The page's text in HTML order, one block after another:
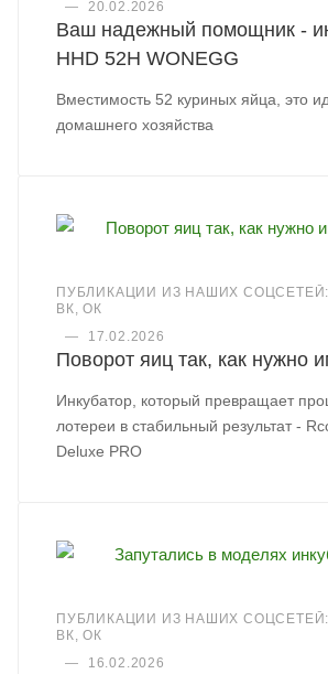
—
20.02.2026
Ваш надежный помощник -
HHD 52H WONEGG
Вместимость 52 куриных яйца, это
домашнего хозяйства
ПУБЛИКАЦИИ ИЗ НАШИХ
ВК, ОК
—
17.02.2026
Поворот яиц так, как нужно
Инкубатор, который превращает
лотереи в стабильный результат -
Deluxe PRO
ПУБЛИКАЦИИ ИЗ НАШИХ
ВК, ОК
—
16.02.2026